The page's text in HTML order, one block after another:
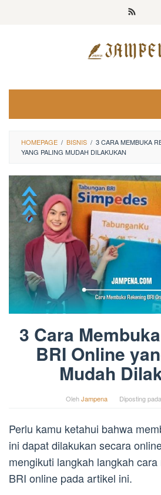
HOMEPAGE / BISNIS / 3 CARA MEMBUKA
YANG PALING MUDAH DILAKUKAN
3 Cara
BRI Online
Mudah
OlehJampena Diposting pada
Perlu kamu ketahui bahwa
ini dapat dilakukan secara
mengikuti langkah langkah
BRI online pada artikel ini.